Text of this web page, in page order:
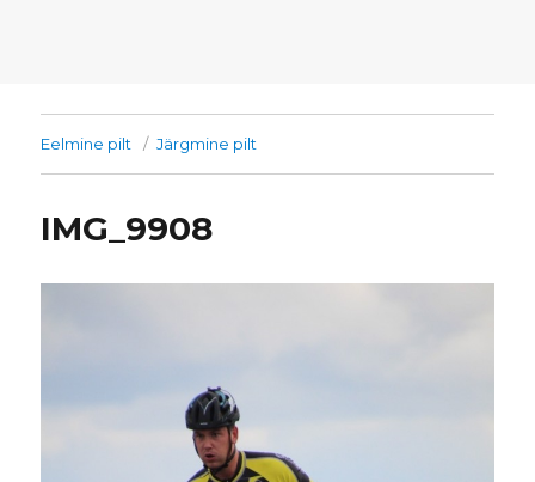
Eelmine pilt Järgmine pilt
IMG_9908